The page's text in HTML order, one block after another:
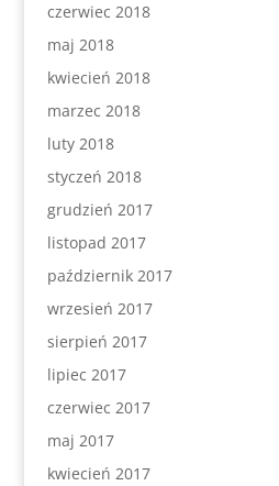
czerwiec 2018
maj 2018
kwiecień 2018
marzec 2018
luty 2018
styczeń 2018
grudzień 2017
listopad 2017
październik 2017
wrzesień 2017
sierpień 2017
lipiec 2017
czerwiec 2017
maj 2017
kwiecień 2017